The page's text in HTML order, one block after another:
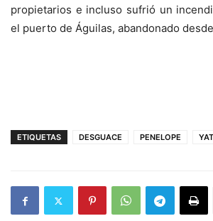
propietarios e incluso sufrió un
el puerto de Águilas, abandonado
ETIQUETAS DESGUACE PENELOPE